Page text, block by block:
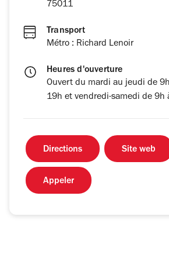
75011
Transport
Métro : Richard Lenoir
Heures d'ouverture
Ouvert du mardi au jeudi de
19h et vendredi-samedi de 9h
Directions Site web
Appeler